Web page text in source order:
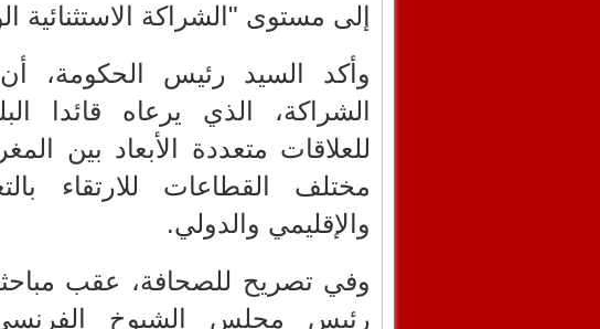
إلى مستوى "الشراكة ‏الاستثنائية
وأكد السيد رئيس الحكومة،
الشراكة، الذي يرعاه قائدا
للعلاقات متعددة الأبعاد بين
مختلف القطاعات للارتقاء
والإقليمي والدولي.
وفي تصريح للصحافة، عقب
رئيس مجلس الشيوخ